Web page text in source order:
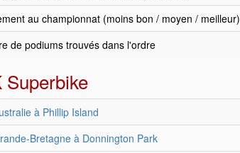
au championnat (moins bon / moyen / meilleur)
de podiums trouvés dans l'ordre
Superbike
à Phillip Island
Bretagne à Donnington Park